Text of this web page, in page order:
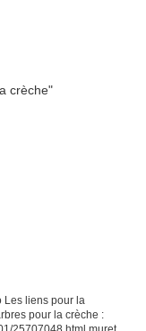
Les liens pour la
pour la crèche :